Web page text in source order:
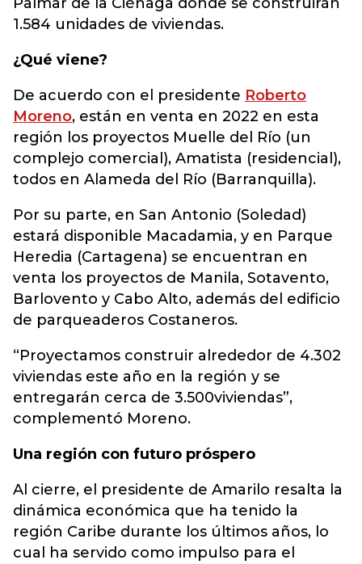
1.584 unidades de viviendas.
¿Qué viene?
De acuerdo con el presidente Roberto
Moreno, están en venta en 2022 en esta
región los proyectos Muelle del Río (un
complejo comercial), Amatista (residencial),
todos en Alameda del Río (Barranquilla).
Por su parte, en San Antonio (Soledad)
estará disponible Macadamia, y en Parque
Heredia (Cartagena) se encuentran en
venta los proyectos de Manila, Sotavento,
Barlovento y Cabo Alto, además del edificio
de parqueaderos Costaneros.
“Proyectamos construir alrededor de 4.302
viviendas este año en la región y se
entregarán cerca de 3.500viviendas”,
complementó Moreno.
Una región con futuro próspero
Al cierre, el presidente de Amarilo resalta la
dinámica económica que ha tenido la
región Caribe durante los últimos años, lo
cual ha servido como impulso para el